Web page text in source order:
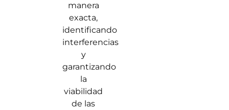
manera
exacta,
identificando
interferencias
y
garantizando
la
viabilidad
de las